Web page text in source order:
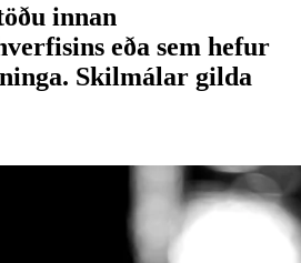
innan
eða sem hefur
Skilmálar gilda